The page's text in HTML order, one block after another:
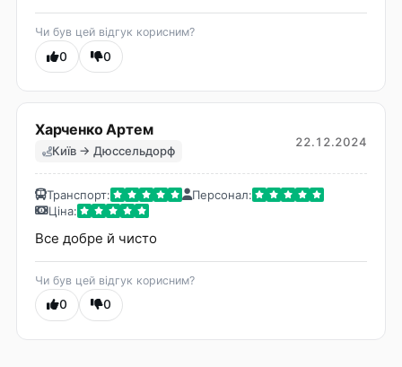
Чи був цей відгук корисним?
0 0
Харченко Артем
Київ → Дюссельдорф
22.12.2024
Транспорт:
Персонал:
Ціна:
Все добре й чисто
Чи був цей відгук корисним?
0 0